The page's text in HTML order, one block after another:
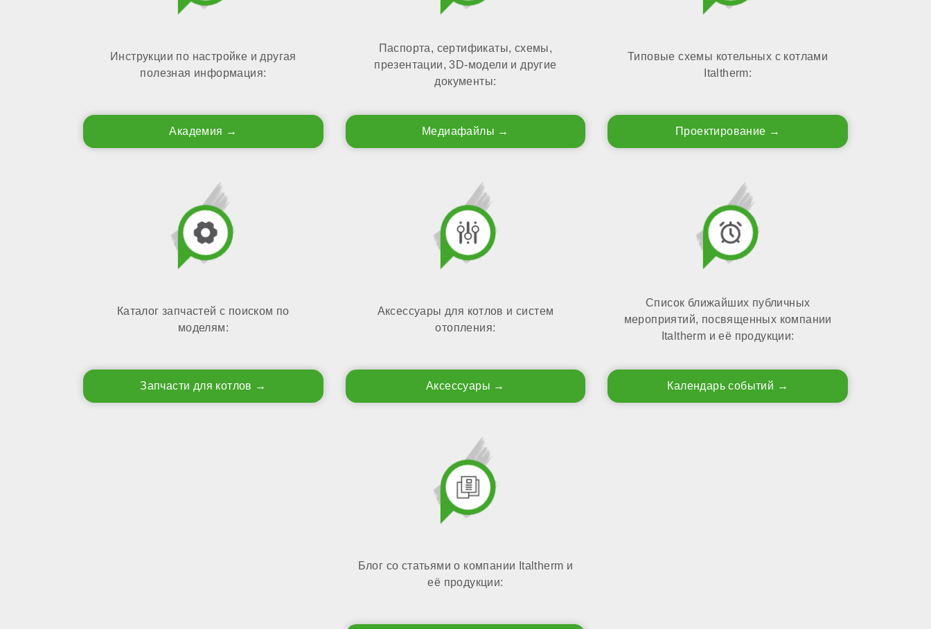
Инструкции по настройке и другая
полезная информация:
Академия
Паспорта, сертификаты, схемы,
презентации, 3D-модели и другие
документы:
Медиафайлы
Типовые схемы котельных с котлами
Italtherm:
Проектирование
Каталог запчастей с поиском по
моделям:
Запчасти для котлов
Аксессуары для котлов и систем
отопления:
Аксессуары
Список ближайших публичных
мероприятий, посвященных компании
Italtherm и её продукции:
Календарь событий
Блог со статьями о компании Italtherm и
её продукции: